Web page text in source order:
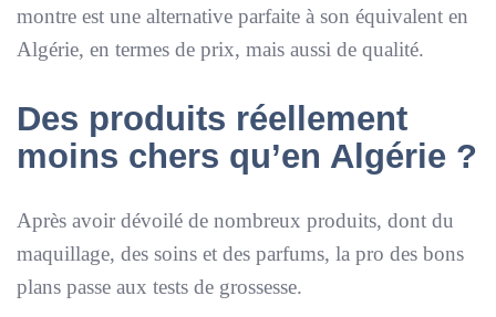
montre est une alternative parfaite à son équivalent en
Algérie, en termes de prix, mais aussi de qualité.
Des produits réellement
moins chers qu’en Algérie ?
Après avoir dévoilé de nombreux produits, dont du
maquillage, des soins et des parfums, la pro des bons
plans passe aux tests de grossesse.